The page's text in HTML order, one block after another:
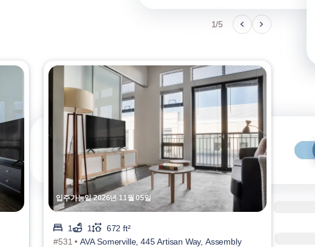
1/5
입주가능일 2026년 11월 05일
1 1
672 ft²
#531 • AVA Somerville, 445 Artisan Way, Assembly